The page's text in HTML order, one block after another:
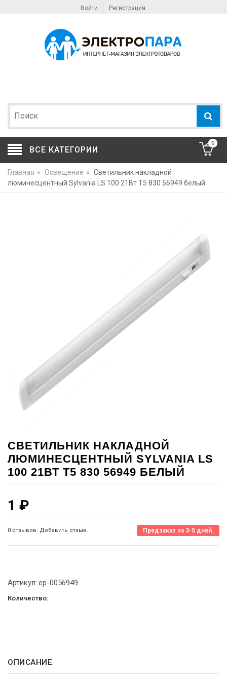
Войти Регистрация
ВСЕ КАТЕГОРИИ
0
Главная » Освещение » Светильник накладной
люминесцентный Sylvania LS 100 21Вт T5 830 56949 белый
СВЕТИЛЬНИК НАКЛАДНОЙ
ЛЮМИНЕСЦЕНТНЫЙ SYLVANIA LS
100 21ВТ T5 830 56949 БЕЛЫЙ
1 ₽
0 отзывов. Добавить отзыв. Предзаказ за 3-5 дней.
Артикул: ep-0056949
Количество:
ОПИСАНИЕ